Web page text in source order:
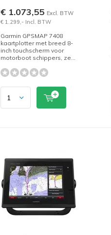
€ 1.073,55 Excl. BTW
€ 1.299,- Incl. BTW
Garmin GPSMAP 7408
kaartplotter met breed 8-
inch touchscherm voor
motorboot schippers, ze...